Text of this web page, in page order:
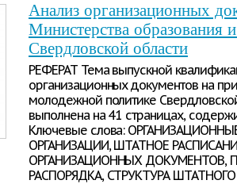
Анализ организационных
Министерства образования
Свердловской области
РЕФЕРАТ Тема выпускной
организационных документов на
молодежной политике
выполнена на 41 страницах,
Ключевые слова:
ОРГАНИЗАЦИИ, ШТАТНОЕ
ОРГАНИЗАЦИОННЫХ ДОКУМЕНТОВ,
РАСПОРЯДКА, СТРУКТУРА ШТАТНОГО